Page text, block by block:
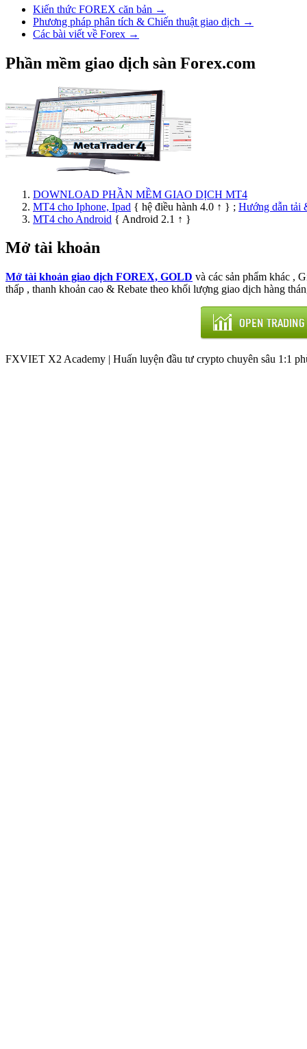
Kiến thức FOREX căn bản →
Phương pháp phân tích & Chiến thuật giao dịch →
Các bài viết về Forex →
Phần mềm giao dịch sàn Forex.com
DOWNLOAD PHẦN MỀM GIAO DỊCH MT4
MT4 cho Iphone, Ipad { hệ điều hành 4.0 ↑ } ; Hướng dẫn tải
MT4 cho Android { Android 2.1 ↑ }
Mở tài khoản
Mở tài khoản giao dịch FOREX, GOLD và các sản phẩm khác ,
thấp , thanh khoản cao & Rebate theo khối lượng giao dịch hàng
FXVIET X2 Academy | Huấn luyện đầu tư crypto chuyên sâu 1:1